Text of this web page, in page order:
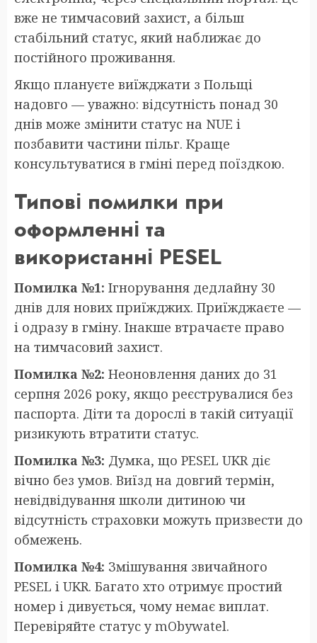
вже не тимчасовий захист, а більш
стабільний статус, який наближає до
постійного проживання.
Якщо плануєте виїжджати з Польщі
надовго — уважно: відсутність понад 30
днів може змінити статус на NUE і
позбавити частини пільг. Краще
консультуватися в гміні перед поїздкою.
Типові помилки при
оформленні та
використанні PESEL
Помилка №1: Ігнорування дедлайну 30
днів для нових приїжджих. Приїжджаєте —
і одразу в гміну. Інакше втрачаєте право
на тимчасовий захист.
Помилка №2: Неоновлення даних до 31
серпня 2026 року, якщо реєструвалися без
паспорта. Діти та дорослі в такій ситуації
ризикують втратити статус.
Помилка №3: Думка, що PESEL UKR діє
вічно без умов. Виїзд на довгий термін,
невідвідування школи дитиною чи
відсутність страховки можуть призвести до
обмежень.
Помилка №4: Змішування звичайного
PESEL і UKR. Багато хто отримує простий
номер і дивується, чому немає виплат.
Перевіряйте статус у mObywatel.